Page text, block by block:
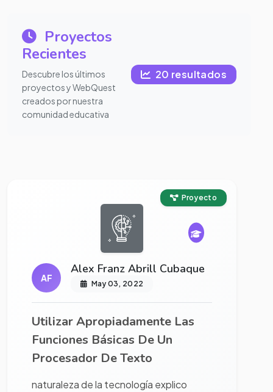
Proyectos
Recientes
Descubre los últimos
proyectos y WebQuest
creados por nuestra
comunidad educativa
20 resultados
Proyecto
AF
Alex Franz Abrill Cubaque
May 03, 2022
Utilizar Apropiadamente Las
Funciones Básicas De Un
Procesador De Texto
naturaleza de la tecnología explico